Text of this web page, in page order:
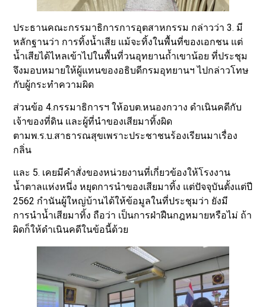
ประธานคณะกรรมาธิการการอุตสาหกรรม กล่าวว่า 3. มี
หลักฐานว่า การทิ้งน้ำเสีย แม้จะทิ้งในพื้นที่ของเอกชน แต่
น้ำเสียได้ไหลเข้าไปในพื้นที่วนอุทยานถ้ำเขาน้อย ที่ประชุม
จึงมอบหมายให้ผู้แทนของอธิบดีกรมอุทยานฯ ไปกล่าวโทษ
กับผู้กระทำความผิด
ส่วนข้อ 4.กรรมาธิการฯ ให้อบต.หนองกวาง ดำเนินคดีกับ
เจ้าของที่ดิน และผู้ที่นำของเสียมาทิ้งผิด
ตามพ.ร.บ.สาธารณสุขเพราะประชาชนร้องเรียนมาเรื่อง
กลิ่น
และ 5. เคยมีคำสั่งของหน่วยงานที่เกี่ยวข้องให้โรงงาน
น้ำตาลแห่งหนึ่ง หยุดการนำของเสียมาทิ้ง แต่ปัจจุบันตั้งแต่ปี
2562 กำนันผู้ใหญ่บ้านได้ให้ข้อมูลในที่ประชุมว่า ยังมี
การนำน้ำเสียมาทิ้ง ถือว่า เป็นการฝ่าฝืนกฎหมายหรือไม่ ถ้า
ผิดก็ให้ดำเนินคดีในข้อนี้ด้วย